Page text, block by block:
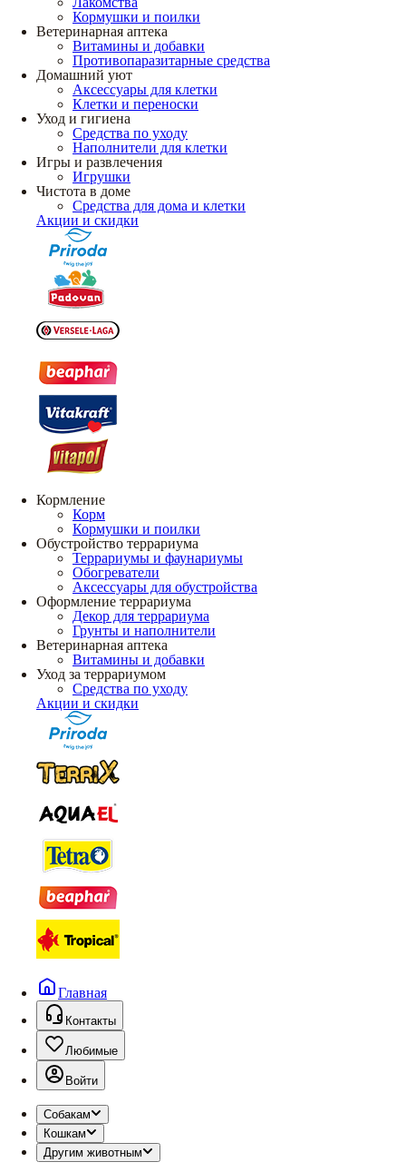
Кормушки и поилки
Ветеринарная аптека
Витамины и добавки
Противопаразитарные средства
Домашний уют
Аксессуары для клетки
Клетки и переноски
Уход и гигиена
Средства по уходу
Наполнители для клетки
Игры и развлечения
Игрушки
Чистота в доме
Средства для дома и клетки
Акции и скидки
Кормление
Корм
Кормушки и поилки
Обустройство террариума
Террариумы и фаунариумы
Обогреватели
Аксессуары для обустройства
Оформление террариума
Декор для террариума
Грунты и наполнители
Ветеринарная аптека
Витамины и добавки
Уход за террариумом
Средства по уходу
Акции и скидки
Главная
Контакты
Любимые
Войти
Собакам
Кошкам
Другим животным